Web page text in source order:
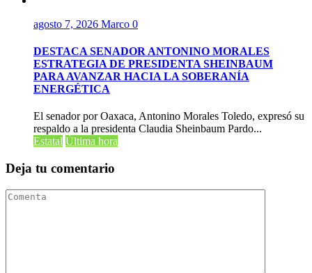
agosto 7, 2026 Marco 0
DESTACA SENADOR ANTONINO MORALES
ESTRATEGIA DE PRESIDENTA SHEINBAUM
PARA AVANZAR HACIA LA SOBERANÍA
ENERGÉTICA
El senador por Oaxaca, Antonino Morales Toledo, expresó su
respaldo a la presidenta Claudia Sheinbaum Pardo...
Estatal Última hora
Deja tu comentario